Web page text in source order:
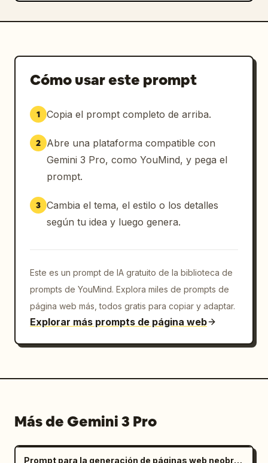
Cómo usar este prompt
1 Copia el prompt completo de arriba.
2
Abre una plataforma compatible con
Gemini 3 Pro, como YouMind, y pega el
prompt.
3 Cambia el tema, el estilo o los detalles
según tu idea y luego genera.
Este es un prompt de IA gratuito de la biblioteca de
prompts de YouMind. Explora miles de prompts de
página web más, todos gratis para copiar y adaptar.
Explorar más prompts de página web
Más de Gemini 3 Pro
Prompt para la generación de páginas web neobrutalistas